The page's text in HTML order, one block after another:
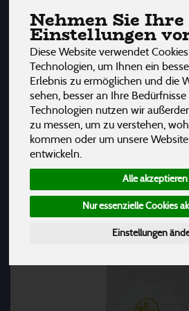
Nehmen Sie Ihre
Einstellungen
Diese Website verwendet
Technologien, um Ihnen ein
Erlebnis zu ermöglichen und die
sehen, besser an Ihre
Technologien nutzen wir
zu messen, um zu verstehen,
kommen oder um unsere
entwickeln.
Alle akzeptieren
Nur essenzielle Cookies
Einstellungen
Sticks & Roll-On
Zubehör
Hersteller Ernährung